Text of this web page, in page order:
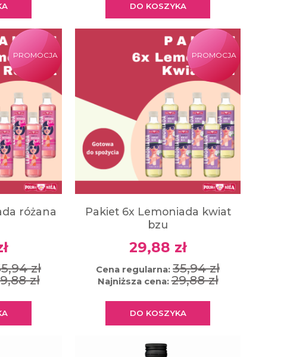
DO KOSZYKA
różana
zł
zł
PROMOCJA
Pakiet 6x Lemoniada kwiat
bzu
29,88 zł
Cena regularna: 35,94 zł
Najniższa cena:29,88 zł
DO KOSZYKA
PROMOCJA